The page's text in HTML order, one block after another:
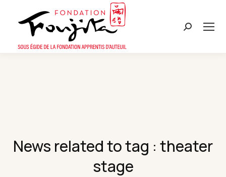
Search:
News related to tag : theater
stage